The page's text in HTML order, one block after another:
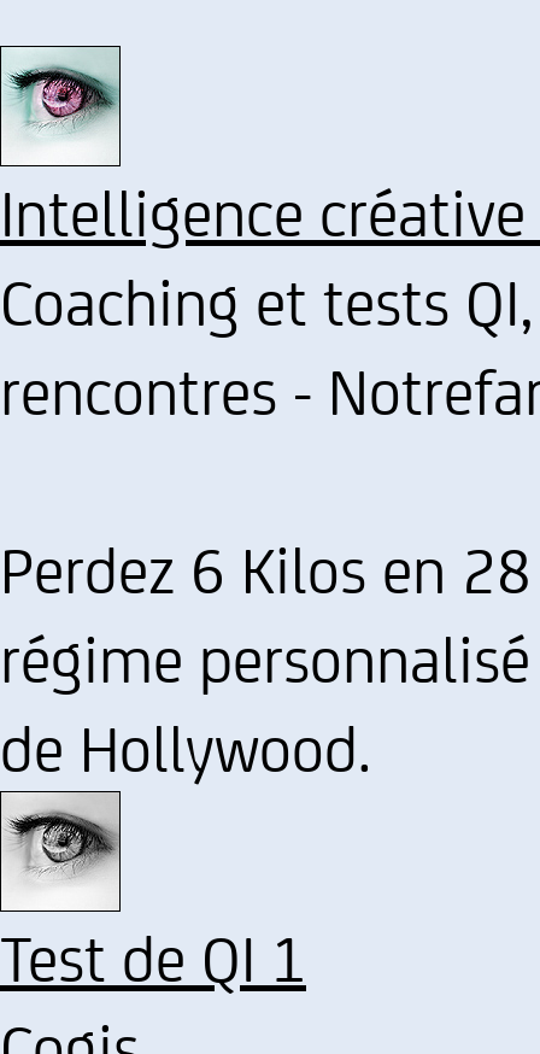
Intelligence
Coaching et tests
rencontres -
Perdez 6 Kilos en
régime
de Hollywood.
Test de QI 1